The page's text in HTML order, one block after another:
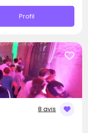
Profil
8 avis